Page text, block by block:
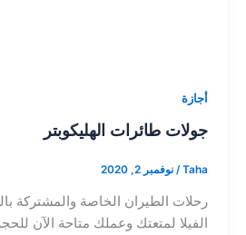
أجازة
جولات طائرات الهليكوبتر
Taha
/ نوفمبر 2, 2020
رحلات الطيران الخاصة والمشتركة
الفيلا لمتعتك وعملك متاحة الآن